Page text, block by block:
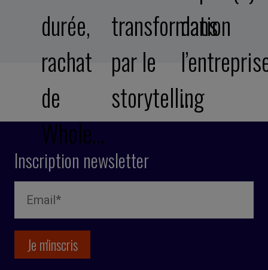
durée,
rachat
de
Whole…
transformation
par le
storytelling
dans
…
Inscription newsletter